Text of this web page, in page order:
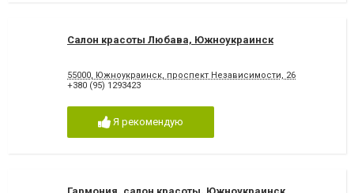
Салон красоты Любава, Южноукраинск
55000, Южноукраинск, проспект Независимости, 26
+380 (95) 1293423
Я рекомендую